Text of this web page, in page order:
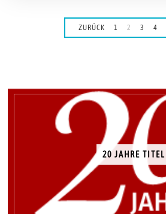
2
0
ZURÜCK 1 2 3 4
20 JAHRE TITEL